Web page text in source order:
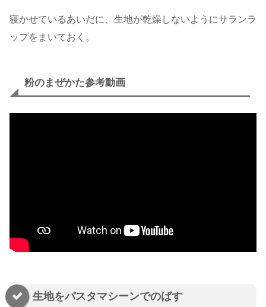
寝かせているあいだに、生地が乾燥しないようにサランラ
ップをまいておく。
粉のまぜかた参考動画
生地をパスタマシーンでのばす